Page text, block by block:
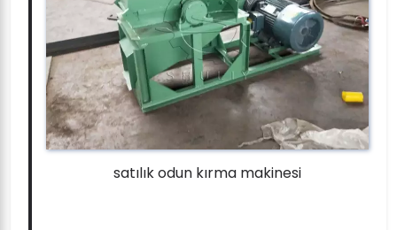
satılık odun kırma makinesi